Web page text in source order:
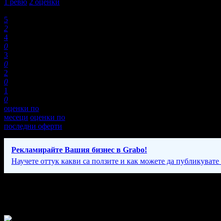
1 ревю 2 оценки
5
2
4
0
3
0
2
0
1
0
оценки по
месеци оценки по
последни оферти
Рекламирайте Вашия бизнес в Grabo!
Научете оттук какви са ползите и как можете да публикувате